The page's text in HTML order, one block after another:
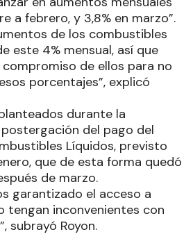
a febrero, y 3,8% en marzo”.
de los combustibles
este 4% mensual, así que
de ellos para no
porcentajes”, explicó
durante la
del pago del
Líquidos, previsto
que de esta forma quedó
de marzo.
garantizado el acceso a
tengan inconvenientes con
subrayó Royon.